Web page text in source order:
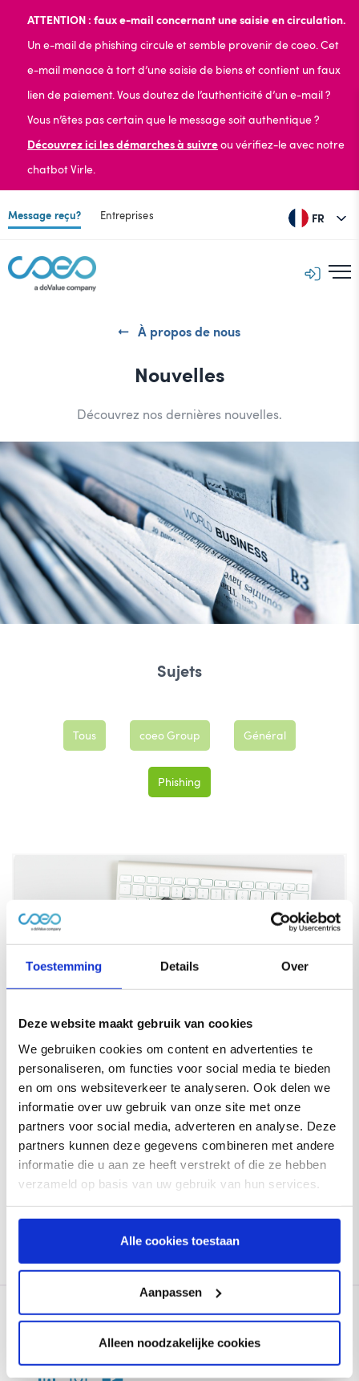
Toestemming Details Over
Deze website maakt gebruik van cookies
We gebruiken cookies om content en advertenties te
personaliseren, om functies voor social media te bieden
en om ons websiteverkeer te analyseren. Ook delen we
informatie over uw gebruik van onze site met onze
partners voor social media, adverteren en analyse. Deze
partners kunnen deze gegevens combineren met andere
informatie die u aan ze heeft verstrekt of die ze hebben
verzameld op basis van uw gebruik van hun services.
Alle cookies toestaan
Aanpassen
Alleen noodzakelijke cookies
ATTENTION : faux e-mail concernant une saisie en circulation.
Un e-mail de phishing circule et semble provenir de coeo. Cet
e-mail menace à tort d’une saisie de biens et contient un faux
lien de paiement. Vous doutez de l’authenticité d’un e-mail ?
Vous n’êtes pas certain que le message soit authentique ?
Découvrez ici les démarches à suivreou vérifiez-le avec notre
chatbot Virle.
Message reçu? Entreprises FR
À propos de nous
Nouvelles
Découvrez nos dernières nouvelles.
Sujets
Tous coeo Group Général
Phishing
Attention : de faux e-mails et messages
au nom de coeo circulent actuellement
Lire la suite